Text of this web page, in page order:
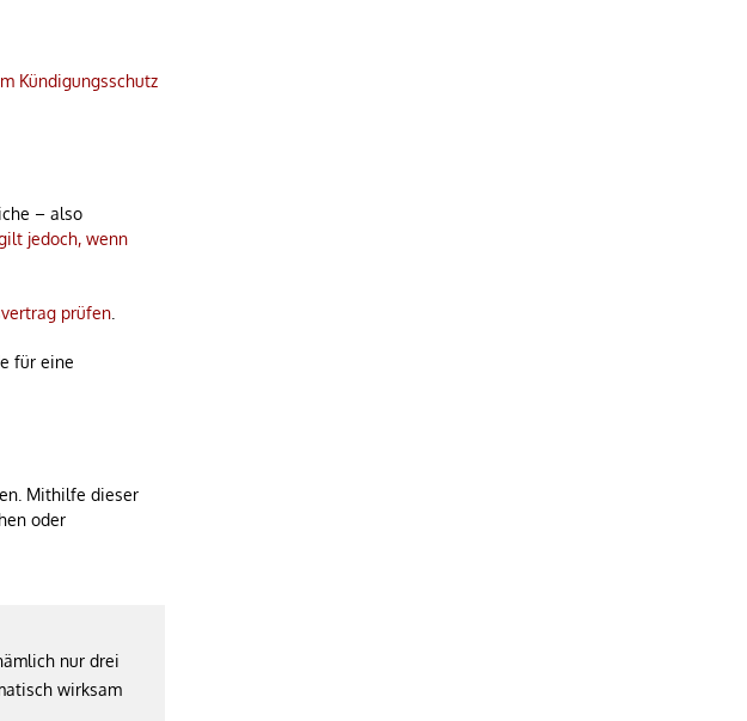
Kündigungsschutz
– also
jedoch, wenn
prüfen
für eine
Mithilfe dieser
oder
nur drei
wirksam